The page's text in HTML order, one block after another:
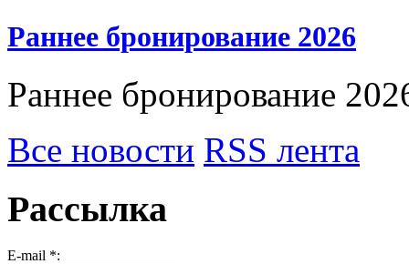
Раннее бронирование 2026
Раннее бронирование
Все новости RSS лента
Рассылка
E-mail *: